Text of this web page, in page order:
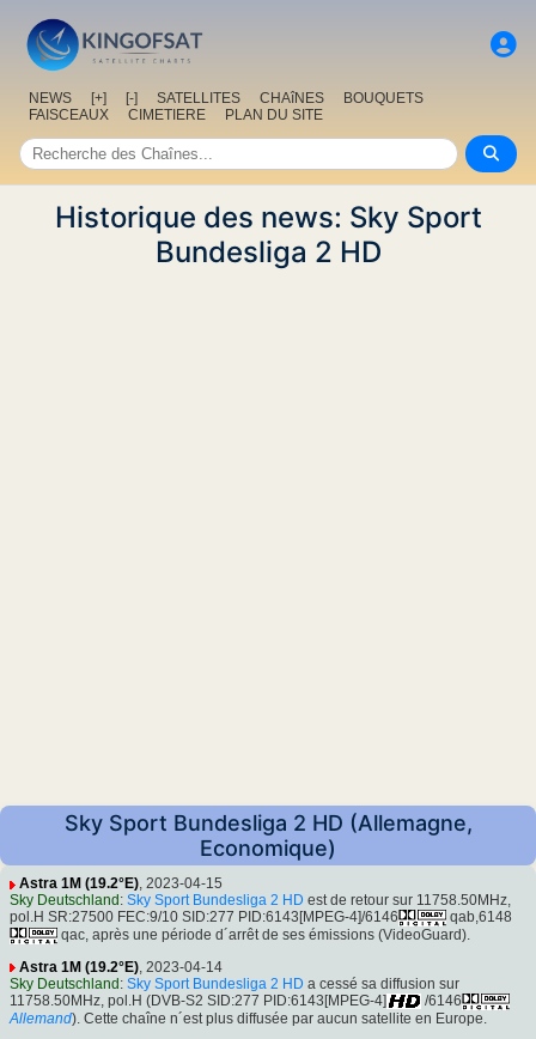
NEWS [+] [-] SATELLITES CHAîNES
BOUQUETS
FAISCEAUX
CIMETIERE PLAN DU SITE
Historique des news: Sky Sport
Bundesliga 2 HD
Sky Sport Bundesliga 2 HD (Allemagne,
Economique)
Astra 1M (19.2°E), 2023-04-15
Sky Deutschland : Sky Sport Bundesliga 2 HD est de retour sur 11758.50MHz,
pol.H SR:27500 FEC:9/10 SID:277 PID:6143[MPEG-4]/6146
qab,6148
qac, après une période d´arrêt de ses émissions (VideoGuard).
Astra 1M (19.2°E), 2023-04-14
Sky Deutschland : Sky Sport Bundesliga 2 HD a cessé sa diffusion sur
11758.50MHz, pol.H (DVB-S2 SID:277 PID:6143[MPEG-4]
/6146
Allemand). Cette chaîne n´est plus diffusée par aucun satellite en Europe.